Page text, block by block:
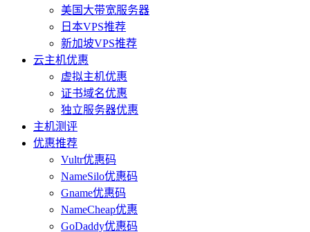
美国大带宽服务器
日本VPS推荐
新加坡VPS推荐
云主机优惠
虚拟主机优惠
证书域名优惠
独立服务器优惠
主机测评
优惠推荐
Vultr优惠码
NameSilo优惠码
Gname优惠码
NameCheap优惠
GoDaddy优惠码